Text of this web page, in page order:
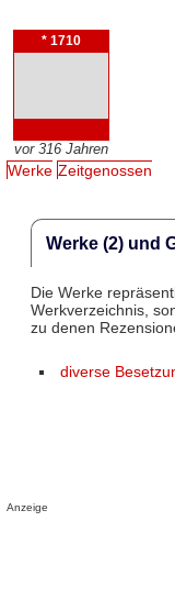
* 1710
vor 316 Jahren
Werke Zeitgenossen
Werke (2) und
Die Werke
Werkverzeichnis,
zu denen
diverse
Anzeige